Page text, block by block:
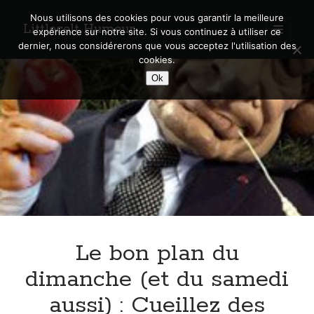
Littlecelt Humeur
open
primary
menu
Sidebar
Recherche sur le blog
Derniers articles
Municipales 2026 : Lyon, Métropole et Caluire, mon choix pour l’avenir
Quel Lyonnais es-tu, Renaud Ducher ?
A quand une véritable place pour le vélo à Caluire dans la Métropole de
Lyon ?
Comment je vis ma vie sur un vélo
Le bon plan du
dimanche (et du samedi
aussi) : Cueillez des
Nous utilisons des cookies pour vous garantir la meilleure
expérience sur notre site. Si vous continuez à utiliser ce
dernier, nous considérerons que vous acceptez l'utilisation des
cookies.
Ok